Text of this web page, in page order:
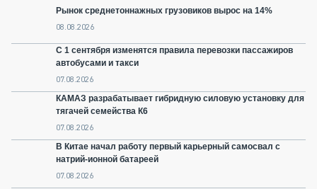
Рынок среднетоннажных грузовиков вырос на 14%
08.08.2026
С 1 сентября изменятся правила перевозки пассажиров
автобусами и такси
07.08.2026
КАМАЗ разрабатывает гибридную силовую установку для
тягачей семейства К6
07.08.2026
В Китае начал работу первый карьерный самосвал с
натрий-ионной батареей
07.08.2026